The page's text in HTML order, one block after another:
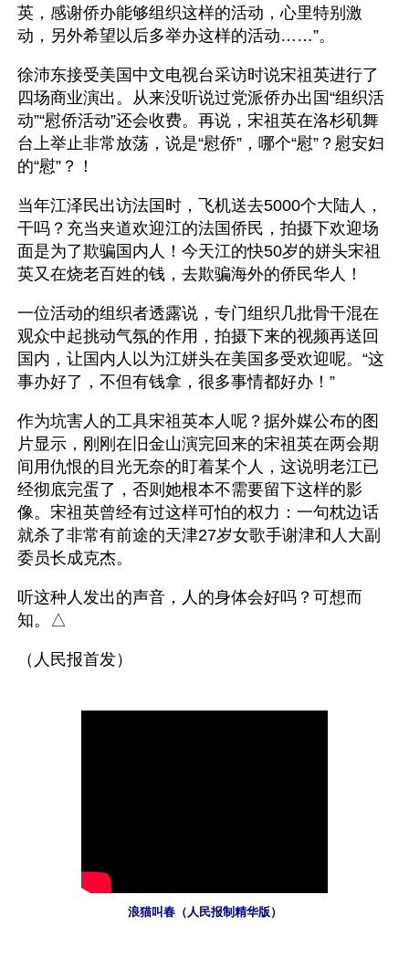
英，感谢侨办能够组织这样的活动，心里特别激
动，另外希望以后多举办这样的活动……”。
徐沛东接受美国中文电视台采访时说宋祖英进行了
四场商业演出。从来没听说过党派侨办出国“组织活
动”“慰侨活动”还会收费。再说，宋祖英在洛杉矶舞
台上举止非常放荡，说是“慰侨”，哪个“慰”？慰安妇
的“慰”？！
当年江泽民出访法国时，飞机送去5000个大陆人，
干吗？充当夹道欢迎江的法国侨民，拍摄下欢迎场
面是为了欺骗国内人！今天江的快50岁的姘头宋祖
英又在烧老百姓的钱，去欺骗海外的侨民华人！
一位活动的组织者透露说，专门组织几批骨干混在
观众中起挑动气氛的作用，拍摄下来的视频再送回
国内，让国内人以为江姘头在美国多受欢迎呢。“这
事办好了，不但有钱拿，很多事情都好办！”
作为坑害人的工具宋祖英本人呢？据外媒公布的图
片显示，刚刚在旧金山演完回来的宋祖英在两会期
间用仇恨的目光无奈的盯着某个人，这说明老江已
经彻底完蛋了，否则她根本不需要留下这样的影
像。宋祖英曾经有过这样可怕的权力：一句枕边话
就杀了非常有前途的天津27岁女歌手谢津和人大副
委员长成克杰。
听这种人发出的声音，人的身体会好吗？可想而
知。△
浪猫叫春（人民报制精华版）